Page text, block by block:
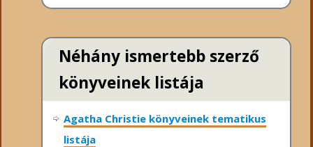
Néhány ismertebb szerző
könyveinek listája
Agatha Christie könyveinek tematikus
listája